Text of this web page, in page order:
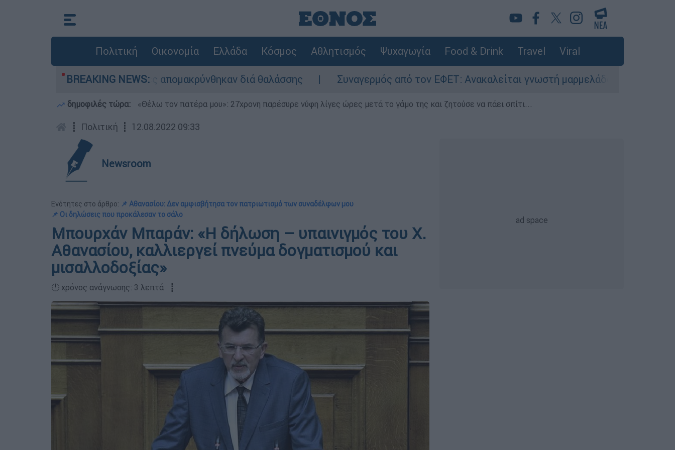
Πολιτική Οικονομία Ελλάδα Κόσμος Αθλητισμός Ψυχαγωγία Food & Drink Travel Viral
BREAKING NEWS:
- 254 πολίτες απομακρύνθηκαν διά θαλάσσης Συναγερμός από τον ΕΦΕΤ: Ανακαλείται γνωστή μαρμελάδα - Κίνδυνος θραύσης στη
δημοφιλές τώρα: «Θέλω τον πατέρα μου»: 27χρονη παρέσυρε νύφη λίγες ώρες μετά το γάμο της και ζητούσε να πάει σπίτι...
┋ Πολιτική ┋ 12.08.2022 09:33
Newsroom
Ενότητες στο άρθρο: 📌 Αθανασίου: Δεν αμφισβήτησα τον πατριωτισμό των συναδέλφων μου
📌 Οι δηλώσεις που προκάλεσαν το σάλο
Μπουρχάν Μπαράν: «Η δήλωση – υπαινιγμός του Χ.
Αθανασίου, καλλιεργεί πνεύμα δογματισμού και
μισαλλοδοξίας»
🕛 χρόνος ανάγνωσης: 3 λεπτά ┋